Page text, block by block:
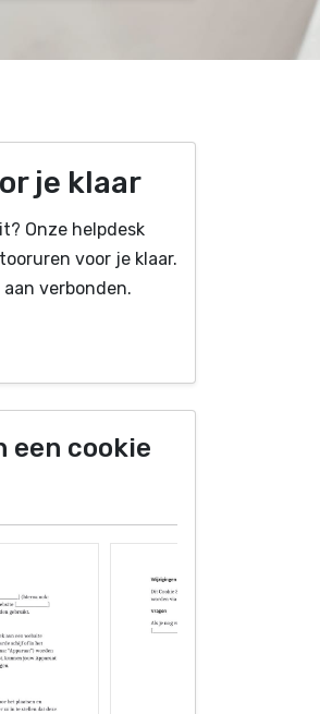
je klaar
Onze helpdesk
voor je klaar.
verbonden.
een cookie